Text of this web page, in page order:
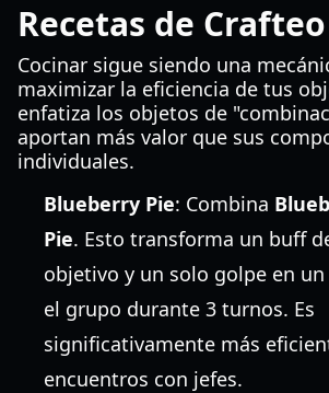
Recetas de
Cocinar sigue siendo una
maximizar la eficiencia de tus
enfatiza los objetos de
aportan más valor que sus
individuales.
Blueberry Pie: Combina
Pie. Esto transforma un buff
objetivo y un solo golpe en
el grupo durante 3 turnos. Es
significativamente más
encuentros con jefes.